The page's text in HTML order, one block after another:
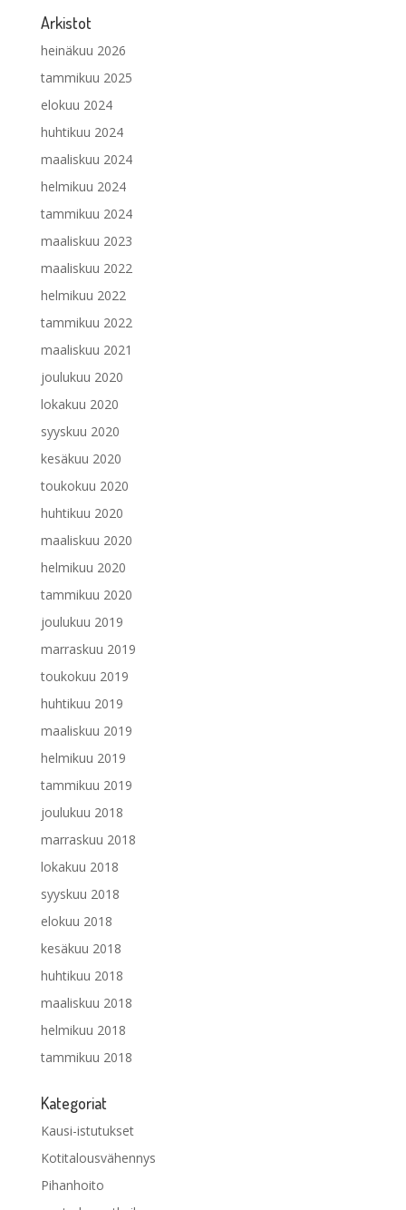
Arkistot
heinäkuu 2026
tammikuu 2025
elokuu 2024
huhtikuu 2024
maaliskuu 2024
helmikuu 2024
tammikuu 2024
maaliskuu 2023
maaliskuu 2022
helmikuu 2022
tammikuu 2022
maaliskuu 2021
joulukuu 2020
lokakuu 2020
syyskuu 2020
kesäkuu 2020
toukokuu 2020
huhtikuu 2020
maaliskuu 2020
helmikuu 2020
tammikuu 2020
joulukuu 2019
marraskuu 2019
toukokuu 2019
huhtikuu 2019
maaliskuu 2019
helmikuu 2019
tammikuu 2019
joulukuu 2018
marraskuu 2018
lokakuu 2018
syyskuu 2018
elokuu 2018
kesäkuu 2018
huhtikuu 2018
maaliskuu 2018
helmikuu 2018
tammikuu 2018
Kategoriat
Kausi-istutukset
Kotitalousvähennys
Pihanhoito